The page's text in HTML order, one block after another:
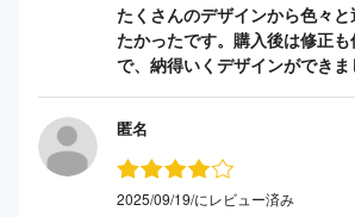
たくさんのデザインから色々
たかったです。購入後は修正
で、納得いくデザインができま
匿名
2025/09/19/にレビュー済み